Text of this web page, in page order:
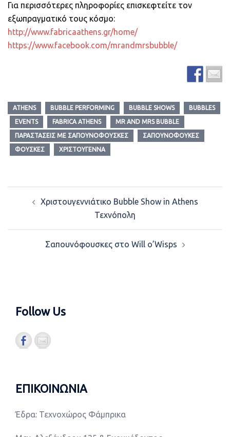
Για περισσότερες πληροφορίες επισκεφτείτε τον
εξωπραγματικό τους κόσμο:
http://www.fabricaathens.gr/home/
https://www.facebook.com/mrandmrsbubble/
ATHENS BUBBLE PERFORMING BUBBLE SHOWS BUBBLES
EVENTS FABRICA ATHENS MR AND MRS BUBBLE
ΠΑΡΑΣΤΆΣΕΙΣ ΜΕ ΣΑΠΟΥΝΌΦΟΥΣΚΕΣ ΣΑΠΟΥΝΌΦΟΥΚΕΣ
ΦΟΎΣΚΕΣ ΧΡΙΣΤΟΎΓΕΝΝΑ
navigationΧριστουγεννιάτικο Bubble Show in Athens
Τεχνόπολη
Σαπουνόφουσκες στο Will o’Wisps
Follow Us
ΕΠΙΚΟΙΝΩΝΙΑ
Έδρα: Τεχνοχώρος Φάμπρικα